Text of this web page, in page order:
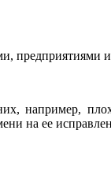
например,
на ее